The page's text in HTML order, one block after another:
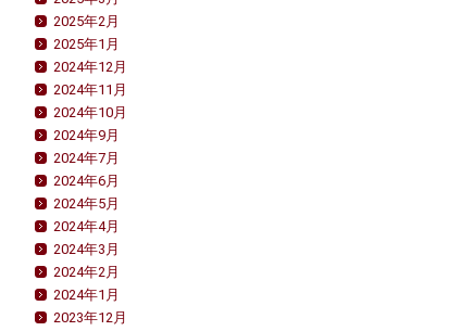
2025年2月
2025年1月
2024年12月
2024年11月
2024年10月
2024年9月
2024年7月
2024年6月
2024年5月
2024年4月
2024年3月
2024年2月
2024年1月
2023年12月